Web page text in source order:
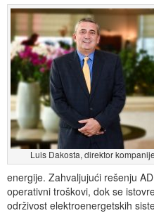
Luis Dakosta, direktor
energije. Zahvaljujući rešenju
operativni troškovi, dok se
održivost elektroenergetskih